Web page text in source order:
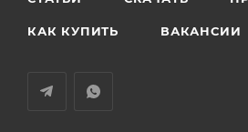
КАК КУПИТЬ ВАКАНСИИ